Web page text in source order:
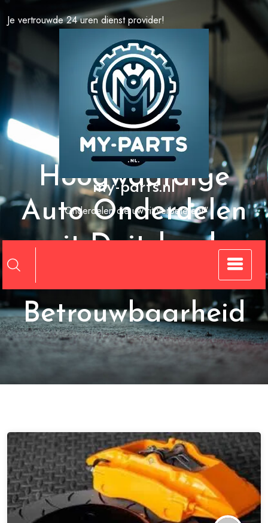
naar
inhoud
Je vertrouwde 24 uren dienst provider!
my-parts.nl
"Onderdelen die uw rit verbeteren!"
Hoogwaardige
Auto Onderdelen
uit Duitsland:
Betrouwbaarheid